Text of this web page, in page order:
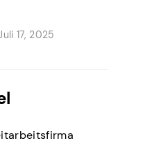
17, 2025